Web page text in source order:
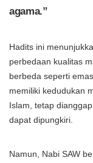
agama.”
Hadits ini
perbedaan kualitas
berbeda seperti
memiliki kedudukan
Islam, tetap
dapat dipungkiri.
Namun, Nabi SAW